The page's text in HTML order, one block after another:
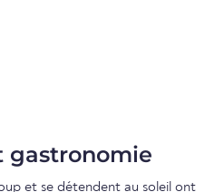
gastronomie
et se détendent au soleil ont